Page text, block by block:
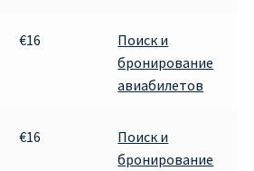
В ПАРИЖ
€16
Поиск и
бронирование
авиабилетов
€16
Поиск и
бронирование